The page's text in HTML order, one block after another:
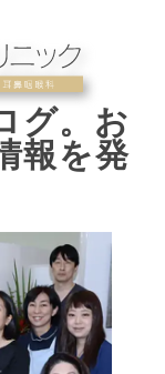
グ。お
報を発